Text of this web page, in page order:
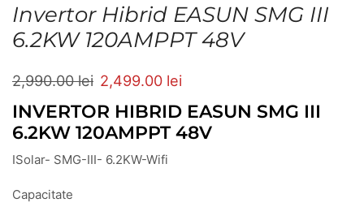
Invertor Hibrid EASUN SMG III
6.2KW 120AMPPT 48V
2,990.00lei 2,499.00 lei
INVERTOR HIBRID EASUN SMG III
6.2KW 120AMPPT 48V
ISolar- SMG-III- 6.2KW-Wifi
Capacitate